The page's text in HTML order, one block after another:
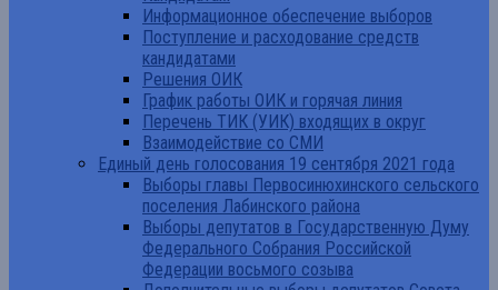
Информационное обеспечение выборов
Поступление и расходование средств
кандидатами
Решения ОИК
График работы ОИК и горячая линия
Перечень ТИК (УИК) входящих в округ
Взаимодействие со СМИ
Единый день голосования 19 сентября 2021 года
Выборы главы Первосинюхинского сельского
поселения Лабинского района
Выборы депутатов в Государственную Думу
Федерального Собрания Российской
Федерации восьмого созыва